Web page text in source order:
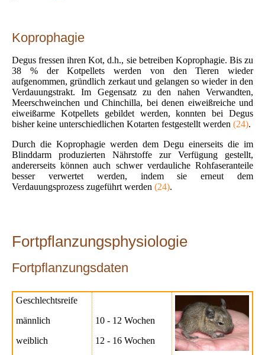
Koprophagie
Degus fressen ihren Kot, d.h., sie betreiben Koprophagie. Bis zu
38 % der Kotpellets werden von den Tieren wieder
aufgenommen, gründlich zerkaut und gelangen so wieder in den
Verdauungstrakt. Im Gegensatz zu den nahen Verwandten,
Meerschweinchen und Chinchilla, bei denen eiweißreiche und
eiweißarme Kotpellets gebildet werden, konnten bei Degus
bisher keine unterschiedlichen Kotarten festgestellt werden (24).
Durch die Koprophagie werden dem Degu einerseits die im
Blinddarm produzierten Nährstoffe zur Verfügung gestellt,
andererseits können auch schwer verdauliche Rohfaseranteile
besser verwertet werden, indem sie erneut dem
Verdauungsprozess zugeführt werden (24).
Fortpflanzungsphysiologie
Fortpflanzungsdaten
Geschlechtsreife
männlich
weiblich
10 - 12 Wochen
12 - 16 Wochen